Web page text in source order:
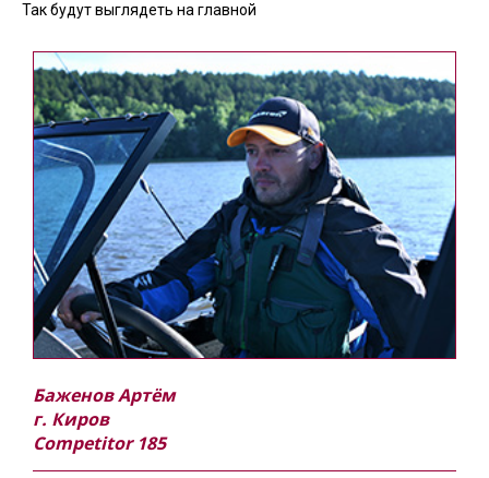
Так будут выглядеть на главной
Баженов Артём
г. Киров
Competitor 185